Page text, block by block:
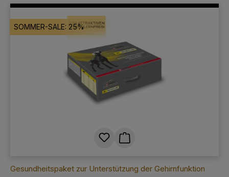
SOMMER-SALE: 25%
Gesundheitspaket zur Unterstützung der Gehirnfunktion